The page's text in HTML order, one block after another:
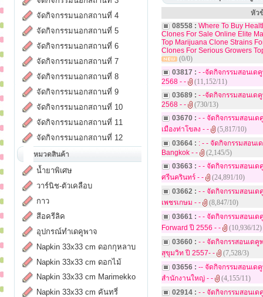
จัดกิจกรรมนอกสถานที่ 4
จัดกิจกรรมนอกสถานที่ 5
จัดกิจกรรมนอกสถานที่ 6
จัดกิจกรรมนอกสถานที่ 7
จัดกิจกรรมนอกสถานที่ 8
จัดกิจกรรมนอกสถานที่ 9
จัดกิจกรรมนอกสถานที่ 10
จัดกิจกรรมนอกสถานที่ 11
จัดกิจกรรมนอกสถานที่ 12
หมวดสินค้า
น้ำยาพิเศษ
วาร์นิช-ตัวเคลือบ
กาว
สีอครีลิค
อุปกรณ์ทำเดคูพาจ
Napkin 33x33 cm ดอกกุหลาบ
Napkin 33x33 cm ดอกไม้
Napkin 33x33 cm Marimekko
Napkin 33x33 cm คันทรี่
หัว
08558 : Where To Buy
Clones For Sale Online Elite
Top Marijuana Clone Strains
Clones For Serious Growers
(0/0)
03817 : - -จัดกิจกรรมสอนเด
2568 - -
(11,152/11)
03689 : - -จัดกิจกรรมสอนเด
2568 - -
(730/13)
03670 : - - จัดกิจกรรมสอนเ
เมืองท่าโขลง - -
(5,817/10)
03664 : : - - จัดกิจกรรมสอน
Bangkok - -
(2,145/5)
03663 : - - จัดกิจกรรมสอนเด
ศรีนครินทร์ - -
(24,891/10)
03662 : - - จัดกิจกรรมสอนเ
เพชรเกษม - -
(8,847/10)
03661 : - - จัดกิจกรรมสอนเด
Forward ปี 2556 - -
(10,936/12)
03660 : - - จัดกิจกรรสอนเด
สุขุมวิท ปี 2557- -
(7,528/3)
03656 : -- จัดกิจกรรมสอนเด
สำนักงานใหญ่ - -
(4,155/11)
02914 : - - จัดกิจกรรมสอนเด